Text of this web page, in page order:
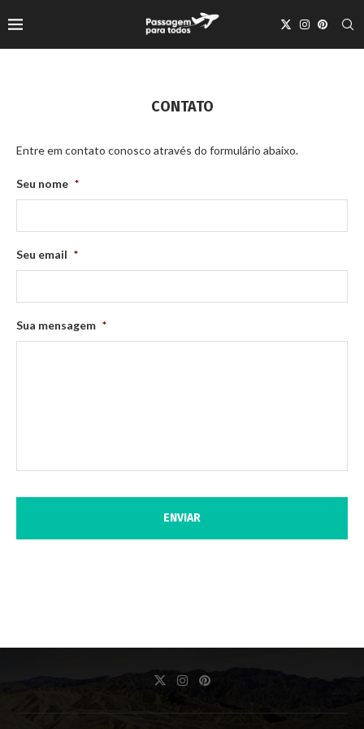
CONTATO
Entre em contato conosco através do formulário abaixo.
Seu nome *
Seu email *
Sua mensagem *